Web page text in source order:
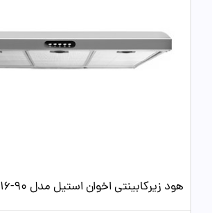
هود زیرکابینتی اخوان استیل مدل H16-90